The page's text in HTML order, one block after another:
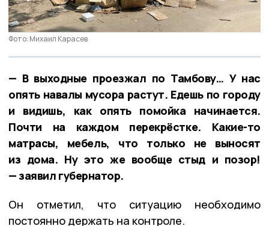
Фото: Михаил Карасев
— В выходные проезжал по Тамбову… У нас
опять навалы мусора растут. Едешь по городу
и видишь, как опять помойка начинается.
Почти на каждом перекрёстке. Какие-то
матрасы, мебель, что только не выносят
из дома. Ну это же вообще стыд и позор!
— заявил губернатор.
Он отметил, что ситуацию необходимо
постоянно держать на контроле.